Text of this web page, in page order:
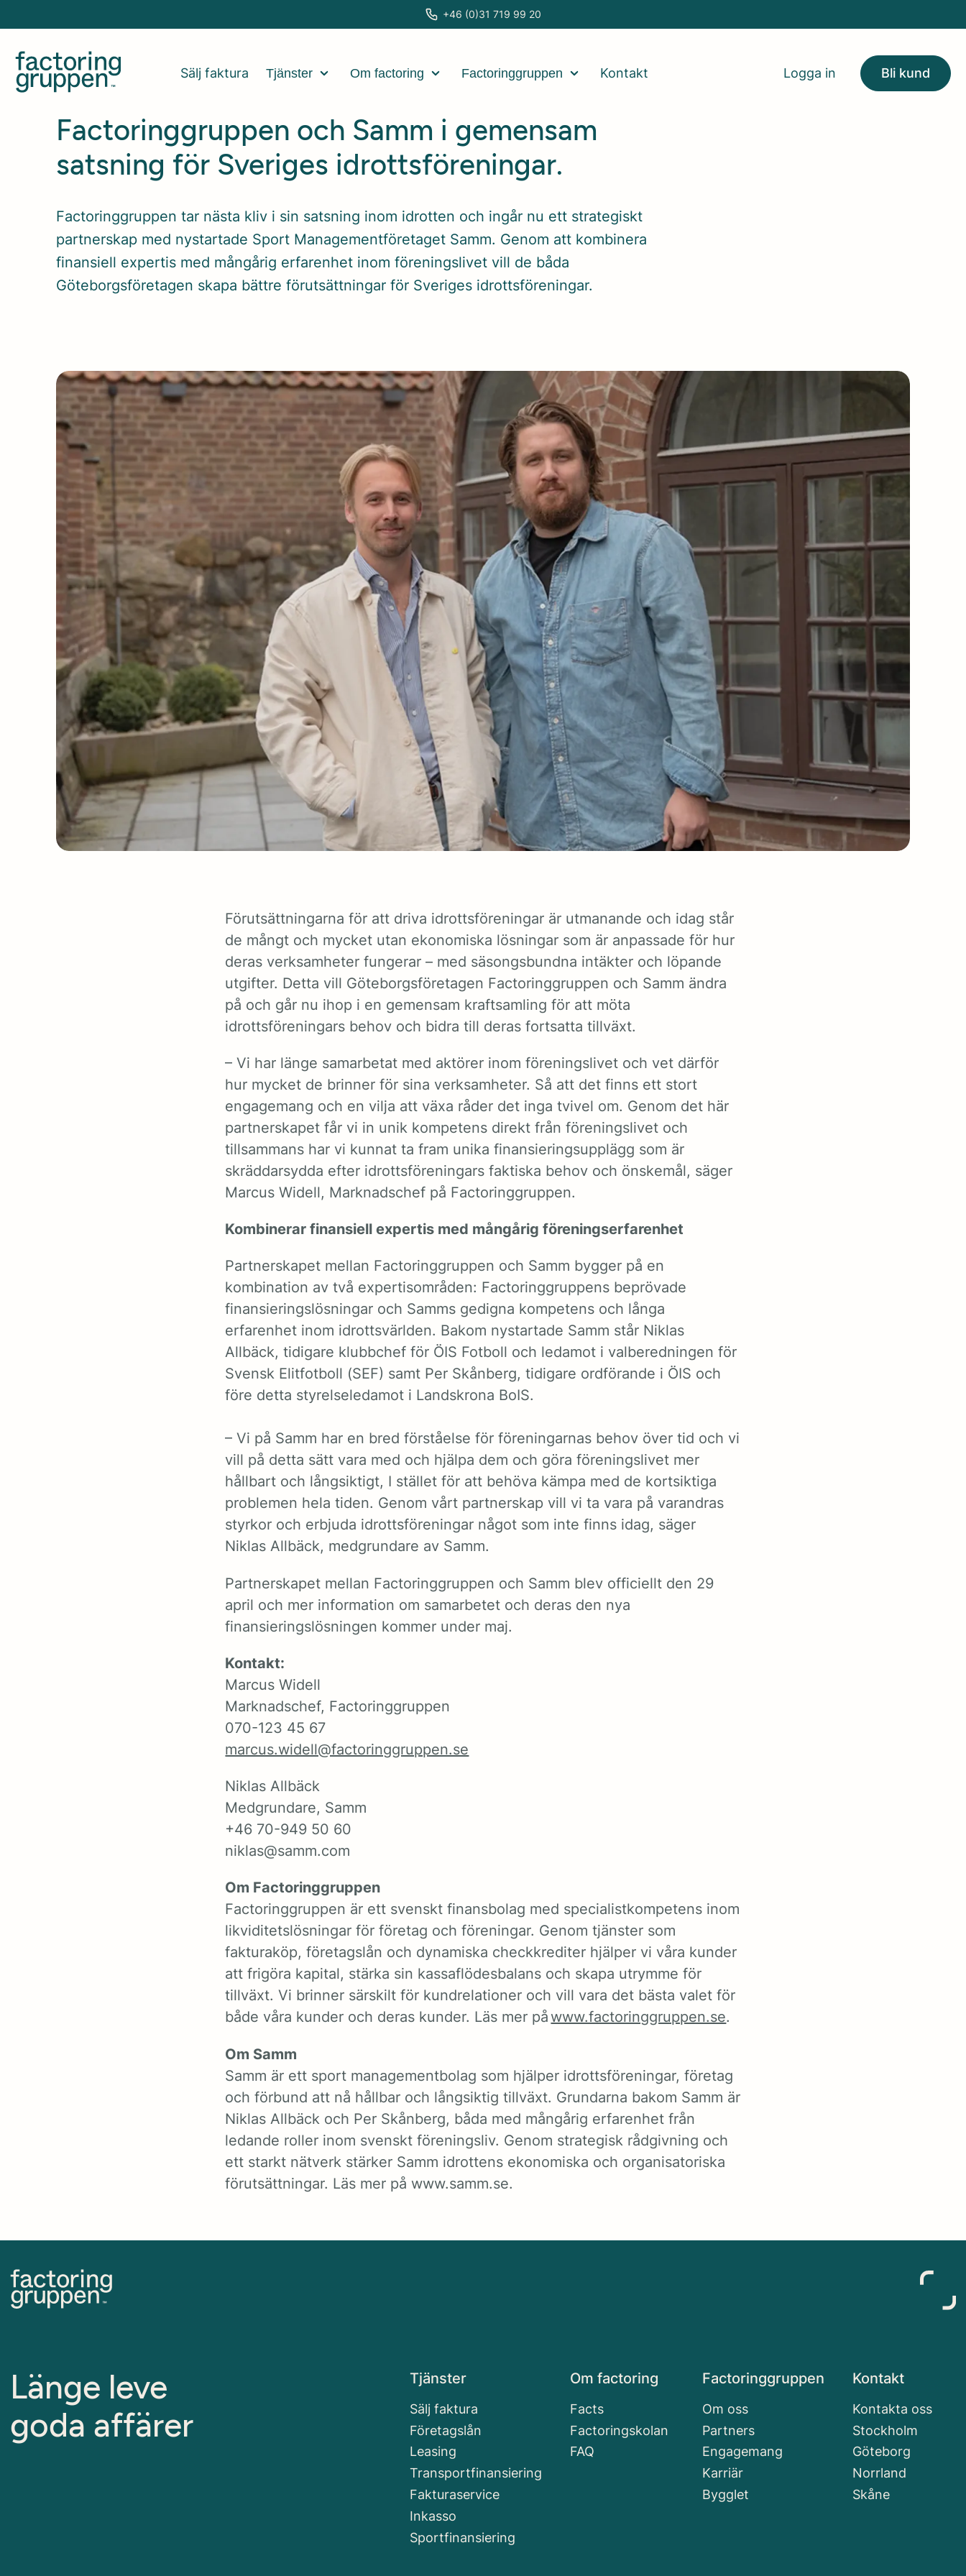
+46 (0)31 719 99 20
Sälj faktura Tjänster Om factoring Factoringgruppen Kontakt Logga in Bli kund
Factoringgruppen och Samm i gemensam
satsning för Sveriges idrottsföreningar.
Factoringgruppen tar nästa kliv i sin satsning inom idrotten och ingår nu ett strategiskt
partnerskap med nystartade Sport Managementföretaget Samm. Genom att kombinera
finansiell expertis med mångårig erfarenhet inom föreningslivet vill de båda
Göteborgsföretagen skapa bättre förutsättningar för Sveriges idrottsföreningar.
Förutsättningarna för att driva idrottsföreningar är utmanande och idag står
de mångt och mycket utan ekonomiska lösningar som är anpassade för hur
deras verksamheter fungerar – med säsongsbundna intäkter och löpande
utgifter. Detta vill Göteborgsföretagen Factoringgruppen och Samm ändra
på och går nu ihop i en gemensam kraftsamling för att möta
idrottsföreningars behov och bidra till deras fortsatta tillväxt.
– Vi har länge samarbetat med aktörer inom föreningslivet och vet därför
hur mycket de brinner för sina verksamheter. Så att det finns ett stort
engagemang och en vilja att växa råder det inga tvivel om. Genom det här
partnerskapet får vi in unik kompetens direkt från föreningslivet och
tillsammans har vi kunnat ta fram unika finansieringsupplägg som är
skräddarsydda efter idrottsföreningars faktiska behov och önskemål, säger
Marcus Widell, Marknadschef på Factoringgruppen.
Kombinerar finansiell expertis med mångårig föreningserfarenhet
Partnerskapet mellan Factoringgruppen och Samm bygger på en
kombination av två expertisområden: Factoringgruppens beprövade
finansieringslösningar och Samms gedigna kompetens och långa
erfarenhet inom idrottsvärlden. Bakom nystartade Samm står Niklas
Allbäck, tidigare klubbchef för ÖIS Fotboll och ledamot i valberedningen för
Svensk Elitfotboll (SEF) samt Per Skånberg, tidigare ordförande i ÖIS och
före detta styrelseledamot i Landskrona BoIS.
– Vi på Samm har en bred förståelse för föreningarnas behov över tid och vi
vill på detta sätt vara med och hjälpa dem och göra föreningslivet mer
hållbart och långsiktigt, I stället för att behöva kämpa med de kortsiktiga
problemen hela tiden. Genom vårt partnerskap vill vi ta vara på varandras
styrkor och erbjuda idrottsföreningar något som inte finns idag, säger
Niklas Allbäck, medgrundare av Samm.
Partnerskapet mellan Factoringgruppen och Samm blev officiellt den 29
april och mer information om samarbetet och deras den nya
finansieringslösningen kommer under maj.
Kontakt:
Marcus Widell
Marknadschef, Factoringgruppen
070-123 45 67
marcus.widell@factoringgruppen.se
Niklas Allbäck
Medgrundare, Samm
+46 70-949 50 60
niklas@samm.com
Om Factoringgruppen
Factoringgruppen är ett svenskt finansbolag med specialistkompetens inom
likviditetslösningar för företag och föreningar. Genom tjänster som
fakturaköp, företagslån och dynamiska checkkrediter hjälper vi våra kunder
att frigöra kapital, stärka sin kassaflödesbalans och skapa utrymme för
tillväxt. Vi brinner särskilt för kundrelationer och vill vara det bästa valet för
både våra kunder och deras kunder. Läs mer påwww.factoringgruppen.se.
Om Samm
Samm är ett sport managementbolag som hjälper idrottsföreningar, företag
och förbund att nå hållbar och långsiktig tillväxt. Grundarna bakom Samm är
Niklas Allbäck och Per Skånberg, båda med mångårig erfarenhet från
ledande roller inom svenskt föreningsliv. Genom strategisk rådgivning och
ett starkt nätverk stärker Samm idrottens ekonomiska och organisatoriska
förutsättningar. Läs mer på www.samm.se.
Länge leve
goda affärer
Tjänster
Sälj faktura
Företagslån
Leasing
Transportfinansiering
Fakturaservice
Inkasso
Sportfinansiering
Om factoring
Facts
Factoringskolan
FAQ
Factoringgruppen
Om oss
Partners
Engagemang
Karriär
Bygglet
Kontakt
Kontakta oss
Stockholm
Göteborg
Norrland
Skåne